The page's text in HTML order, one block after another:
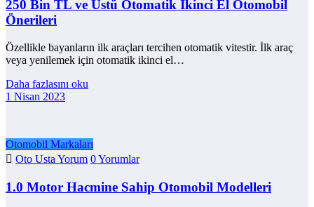
250 Bin TL ve Üstü Otomatik İkinci El Otomobil
Önerileri
Özellikle bayanların ilk araçları tercihen otomatik vitestir. İlk araç
veya yenilemek için otomatik ikinci el…
Daha fazlasını oku
1 Nisan 2023
Otomobil Markaları
Oto Usta Yorum 0 Yorumlar
1.0 Motor Hacmine Sahip Otomobil Modelleri